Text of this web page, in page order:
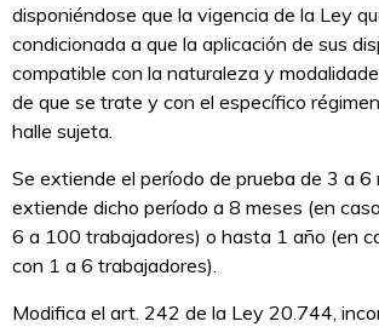
disponiéndose que la vigencia de la Ley
condicionada a que la aplicación de sus
compatible con la naturaleza y
de que se trate y con el específico
halle sujeta.
Se extiende el período de prueba de 3 a 6
extiende dicho período a 8 meses (en
6 a 100 trabajadores) o hasta 1 año (en
con 1 a 6 trabajadores).
Modifica el art. 242 de la Ley 20.744,